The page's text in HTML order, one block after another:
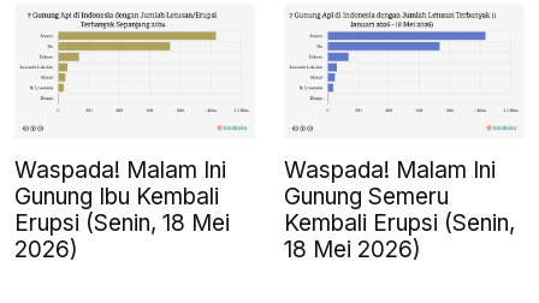
Waspada! Malam Ini
Gunung Ibu Kembali
Erupsi (Senin, 18 Mei
2026)
Waspada! Malam Ini
Gunung Semeru
Kembali Erupsi (Senin,
18 Mei 2026)